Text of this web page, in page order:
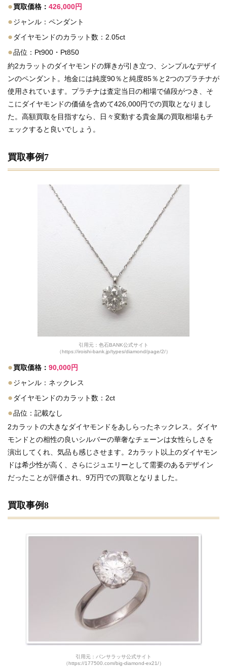
●買取価格： 426,000円
●ジャンル：ペンダント
● ダイヤモンドのカラット数：2.05ct
●品位：Pt900・Pt850
約2カラットのダイヤモンドの輝きが引き立つ、シンプルなデザイ
ンのペンダント。地金には純度90％と純度85％と2つのプラチナが
使用されています。プラチナは査定当日の相場で値段がつき、そ
こにダイヤモンドの価値を含めて426,000円での買取となりまし
た。高額買取を目指すなら、日々変動する貴金属の買取相場もチ
ェックすると良いでしょう。
買取事例7
引用元：色石BANK公式サイト
（https://iroishi-bank.jp/types/diamond/page/2/）
●買取価格： 90,000円
●ジャンル：ネックレス
● ダイヤモンドのカラット数：2ct
●品位：記載なし
2カラットの大きなダイヤモンドをあしらったネックレス。ダイヤ
モンドとの相性の良いシルバーの華奢なチェーンは女性らしさを
演出してくれ、気品も感じさせます。2カラット以上のダイヤモン
ドは希少性が高く、さらにジュエリーとして需要のあるデザイン
だったことが評価され、9万円での買取となりました。
買取事例8
引用元：パンサラッサ公式サイト
（https://177500.com/big-diamond-ex21/）